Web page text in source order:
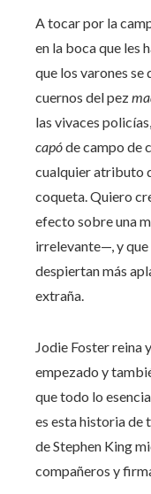
A tocar por la
en la boca que les
que los varones se
cuernos del pez
las vivaces
capóde campo de
cualquier atributo
coqueta. Quiero
efecto sobre una
irrelevante—, y
despiertan más
extraña.
Jodie Foster reina y
empezado y
que todo lo
es esta historia de
de Stephen King
compañeros y